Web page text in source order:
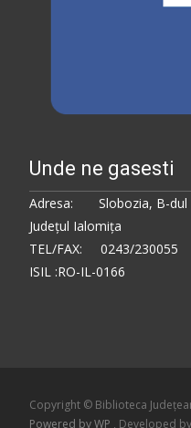
Unde ne gasesti
Adresa: Slobozia, B-dul
Judeţul Ialomiţa
TEL/FAX: 0243/230055
ISIL :RO-IL-0166
Copyright © Biblioteca
Powered by WP , Developed by